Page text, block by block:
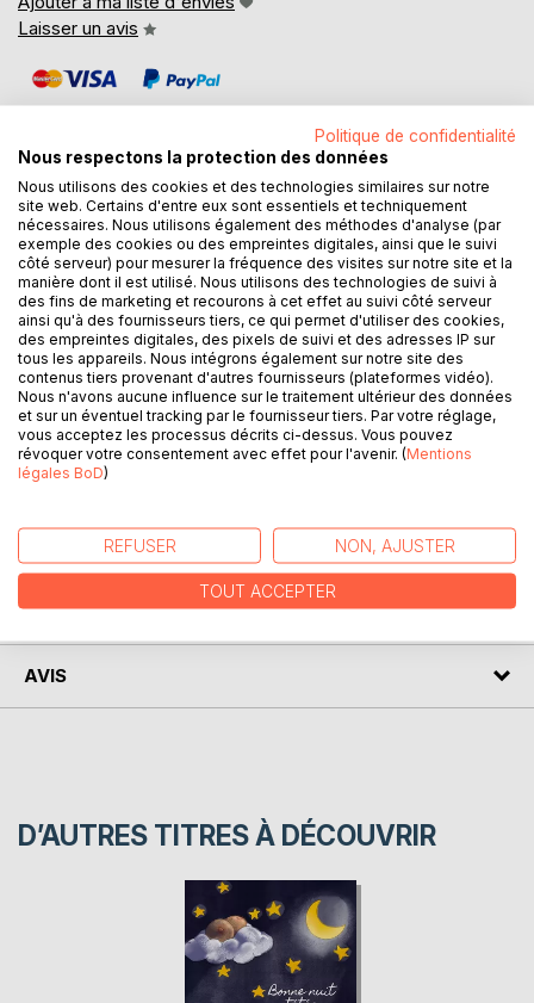
Laisser un avis
DESCRIPTION
L'allaitement est une histoire qui s'écrit entre une mère et
son enfant. De même que l'enfant peut décider d'arrêter,
si la mère ressent le besoin de ralentir ou de clore l'histoire,
alors il est temps d'emprunter le chemin du servage, qu'il
soit partiel ou complet.
Ce livre a pour objectif de vous donner des outils pour
vous permettre d'effectuer cette transition en douceur,
pour vous et votre enfant, que vous souhaitiez simplement
réduire le nombre de tétées ou sevrer totalement.
AUTEUR(S)
CRITIQUES PRESSE
AVIS
D’AUTRES TITRES À DÉCOUVRIR
Politique de confidentialité
Nous respectons la protection des données
Nous utilisons des cookies et des technologies similaires sur notre
site web. Certains d'entre eux sont essentiels et techniquement
nécessaires. Nous utilisons également des méthodes d'analyse (par
exemple des cookies ou des empreintes digitales, ainsi que le suivi
côté serveur) pour mesurer la fréquence des visites sur notre site et la
manière dont il est utilisé. Nous utilisons des technologies de suivi à
des fins de marketing et recourons à cet effet au suivi côté serveur
ainsi qu'à des fournisseurs tiers, ce qui permet d'utiliser des cookies,
des empreintes digitales, des pixels de suivi et des adresses IP sur
tous les appareils. Nous intégrons également sur notre site des
contenus tiers provenant d'autres fournisseurs (plateformes vidéo).
Nous n'avons aucune influence sur le traitement ultérieur des données
et sur un éventuel tracking par le fournisseur tiers. Par votre réglage,
vous acceptez les processus décrits ci-dessus. Vous pouvez
révoquer votre consentement avec effet pour l'avenir. (Mentions
légales BoD)
REFUSER NON, AJUSTER
TOUT ACCEPTER